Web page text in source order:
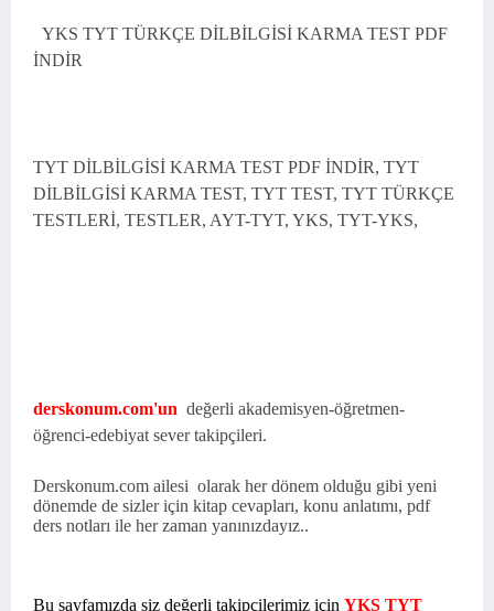
YKS TYT TÜRKÇE DİLBİLGİSİ KARMA TEST PDF
İNDİR
TYT DİLBİLGİSİ KARMA TEST PDF İNDİR, TYT
DİLBİLGİSİ KARMA TEST, TYT TEST, TYT TÜRKÇE
TESTLERİ, TESTLER, AYT-TYT, YKS, TYT-YKS,
derskonum.com'un değerli akademisyen-öğretmen-
öğrenci-edebiyat sever takipçileri.
Derskonum.com ailesi olarak her dönem olduğu gibi yeni
dönemde de sizler için kitap cevapları, konu anlatımı, pdf
ders notları ile her zaman yanınızdayız..
Bu sayfamızda siz değerli takipçilerimiz için YKS TYT